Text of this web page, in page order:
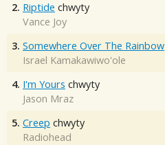
2. Riptide chwyty
Vance Joy
3. Somewhere Over The Rainbow
Israel Kamakawiwo'ole
4. I'm Yours chwyty
Jason Mraz
5. Creep chwyty
Radiohead